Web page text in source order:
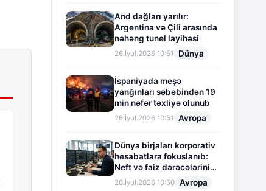
And dağları yarılır:
Argentina və Çili arasında
nəhəng tunel layihəsi
26.İyul.2026 10:51 Dünya
İspaniyada meşə
yanğınları səbəbindən 19
min nəfər təxliyə olunub
26.İyul.2026 10:51 Avropa
Dünya birjaları korporativ
hesabatlara fokuslanıb:
Neft və faiz dərəcələrinin
təsiri altında cari vəziyyət
26.İyul.2026 10:50 Avropa